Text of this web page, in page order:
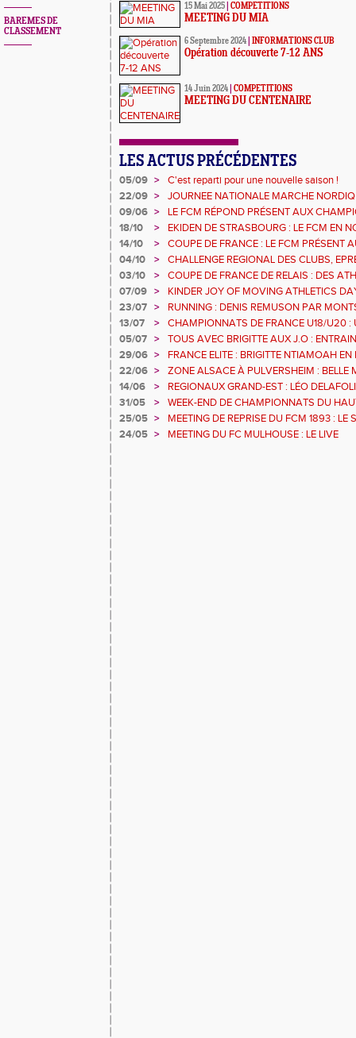
BAREMES DE
CLASSEMENT
15 Mai 2025 COMPETITIONS
MEETING DU MIA
6 Septembre 2024 INFORMATIONS CLUB
Opération découverte 7-12 ANS
14 Juin 2024 COMPETITIONS
MEETING DU CENTENAIRE
LES ACTUS PRÉCÉDENTES
05/09 >
C'est reparti pour une nouvelle saison !
22/09 >
JOURNEE NATIONALE MARCHE
09/06 >
LE FCM RÉPOND PRÉSENT AUX
DÉPARTEMENTAUX 68
18/10 >
EKIDEN DE STRASBOURG : LE FCM EN
14/10
>
COUPE DE FRANCE : LE FCM PRÉSENT
04/10
>
CHALLENGE REGIONAL DES CLUBS,
URBAN ATHLE ET GMTU : LES
03/10 >
COUPE DE FRANCE DE RELAIS : DES
SERONT AVEC LE 4X200M DE L'EGMA
07/09 >
KINDER JOY OF MOVING ATHLETICS
MULHOUSE 1893 OUVRE SES PORTES A
23/07 >
RUNNING : DENIS REMUSON PAR
13/07
>
CHAMPIONNATS DE FRANCE U18/U20 :
RECORD
05/07 >
TOUS AVEC BRIGITTE AUX J.O :
L'ILL JEUDI 8 JUILLET
29/06 >
FRANCE ELITE : BRIGITTE NTIAMOAH
DEUXIEMES JO
22/06 >
ZONE ALSACE À PULVERSHEIM : BELLE
14/06
>
REGIONAUX GRAND-EST : LÉO
GOMAS S'ENVOLE
31/05 >
WEEK-END DE CHAMPIONNATS DU
POUR LES ATHLÈTES DU FCM
25/05 >
MEETING DE REPRISE DU FCM 1893 : LE
24/05 > MEETING DU FC MULHOUSE : LE LIVE